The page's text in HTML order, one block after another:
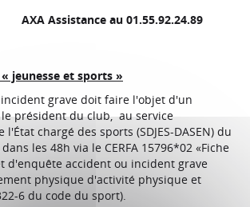
AXA Assistance au 01.55.92.24.89
jeunesse et sports »
grave doit faire l'objet d'un
président du club, au service
chargé des sports (SDJES-DASEN) du
les 48h via le CERFA 15796*02 «Fiche
d'enquête accident ou incident grave
physique d'activité physique et
6 du code du sport).